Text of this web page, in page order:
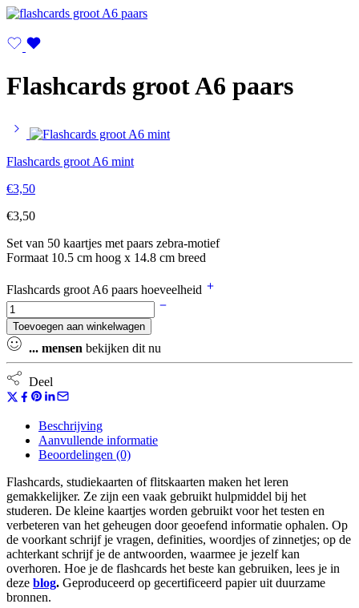
Flashcards groot A6 paars
Flashcards groot A6 mint
€3,50
€3,50
Set van 50 kaartjes met paars zebra-motief
Formaat 10.5 cm hoog x 14.8 cm breed
Flashcards groot A6 paars hoeveelheid
Toevoegen aan winkelwagen
... mensen bekijken dit nu
Deel
Beschrijving
Aanvullende informatie
Beoordelingen (0)
Flashcards, studiekaarten of flitskaarten maken het leren
gemakkelijker. Ze zijn een vaak gebruikt hulpmiddel bij het
studeren. De kleine kaartjes worden gebruikt voor het testen en
verbeteren van het geheugen door geoefend informatie ophalen. Op
de voorkant schrijf je vragen, definities, woordjes of zinnetjes; op de
achterkant schrijf je de antwoorden, waarmee je jezelf kan
overhoren. Hoe je de flashcards het beste kan gebruiken, lees je in
deze blog. Geproduceerd op gecertificeerd papier uit duurzame
bronnen.